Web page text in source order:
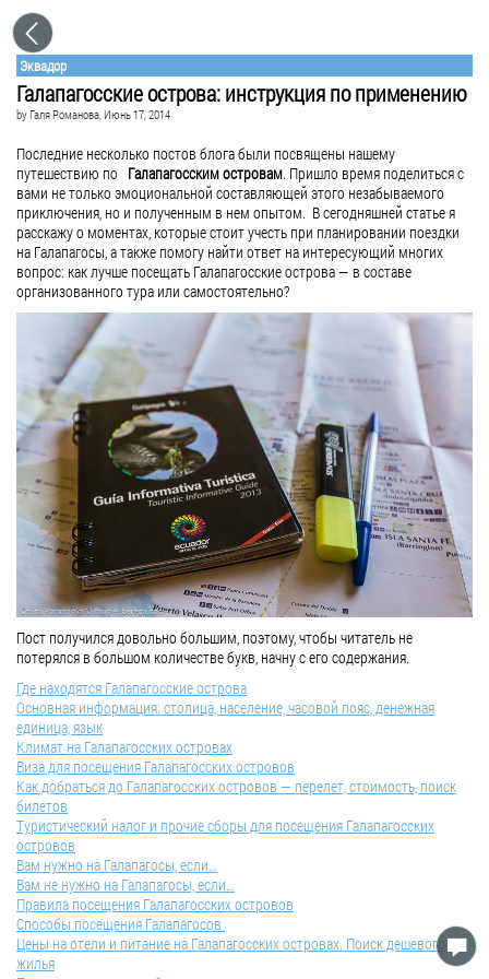
Эквадор
Галапагосские острова: инструкция по применению
byГаля Романова, Июнь 17, 2014
Последние несколько постов блога были посвящены нашему
путешествию по Галапагосским островам. Пришло время поделиться с
вами не только эмоциональной составляющей этого незабываемого
приключения, но и полученным в нем опытом. В сегодняшней статье я
расскажу о моментах, которые стоит учесть при планировании поездки
на Галапагосы, а также помогу найти ответ на интересующий многих
вопрос: как лучше посещать Галапагосские острова — в составе
организованного тура или самостоятельно?
Пост получился довольно большим, поэтому, чтобы читатель не
потерялся в большом количестве букв, начну с его содержания.
Где находятся Галапагосские острова
Основная информация: столица, население, часовой пояс, денежная
единица, язык
Климат на Галапагосских островах
Виза для посещения Галапагосских островов
Как добраться до Галапагосских островов — перелет, стоимость, поиск
билетов
Туристический налог и прочие сборы для посещения Галапагосских
островов
Вам нужно на Галапагосы, если…
Вам не нужно на Галапагосы, если…
Правила посещения Галапагосских островов
Способы посещения Галапагосов
Цены на отели и питание на Галапагосских островах. Поиск дешевого
жилья